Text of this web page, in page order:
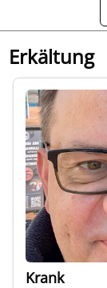
Startseite
Impressum
Über
Erkältung
Krank